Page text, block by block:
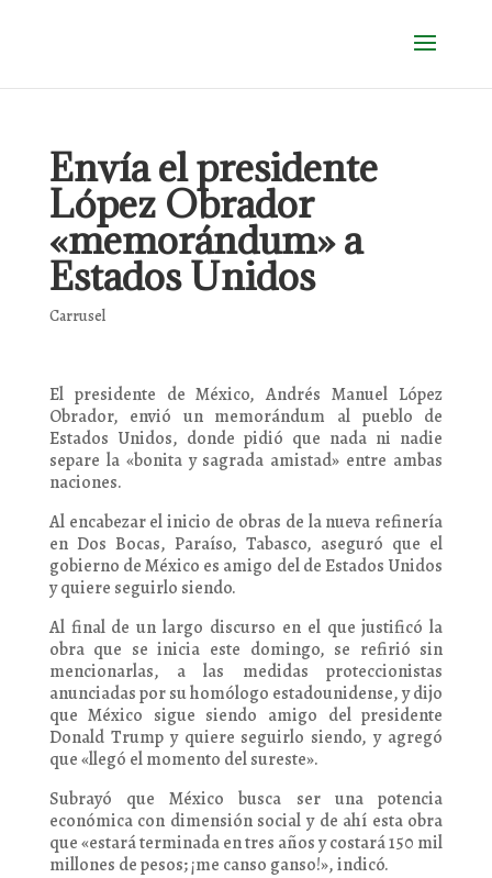
Envía el presidente
López Obrador
«memorándum» a
Estados Unidos
Carrusel
El presidente de México, Andrés Manuel López
Obrador, envió un memorándum al pueblo de
Estados Unidos, donde pidió que nada ni nadie
separe la «bonita y sagrada amistad» entre ambas
naciones.
Al encabezar el inicio de obras de la nueva refinería
en Dos Bocas, Paraíso, Tabasco, aseguró que el
gobierno de México es amigo del de Estados Unidos
y quiere seguirlo siendo.
Al final de un largo discurso en el que justificó la
obra que se inicia este domingo, se refirió sin
mencionarlas, a las medidas proteccionistas
anunciadas por su homólogo estadounidense, y dijo
que México sigue siendo amigo del presidente
Donald Trump y quiere seguirlo siendo, y agregó
que «llegó el momento del sureste».
Subrayó que México busca ser una potencia
económica con dimensión social y de ahí esta obra
que «estará terminada en tres años y costará 150 mil
millones de pesos; ¡me canso ganso!», indicó.